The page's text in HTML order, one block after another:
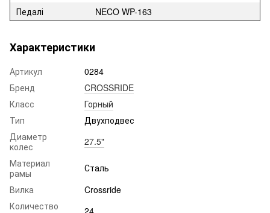
Педалі
NECO WP-163
Характеристики
Артикул
0284
Бренд
CROSSRIDE
Класс
Горный
Тип
Двухподвес
Диаметр
колес
27.5"
Материал
рамы
Сталь
Вилка
Crossride
Количество
24